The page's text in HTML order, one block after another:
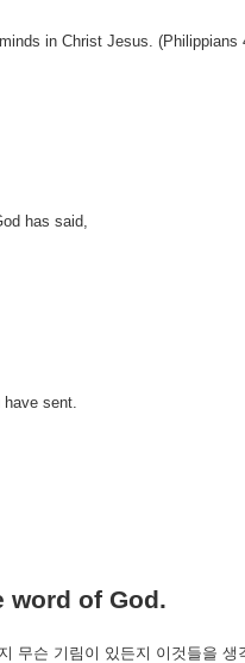
in Christ Jesus. (Philippians
has said,
sent.
word of God.
무슨 기림이 있든지 이것들을 생